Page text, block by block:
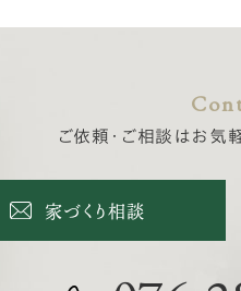
ご依頼・ご相談はお気
家づくり相談